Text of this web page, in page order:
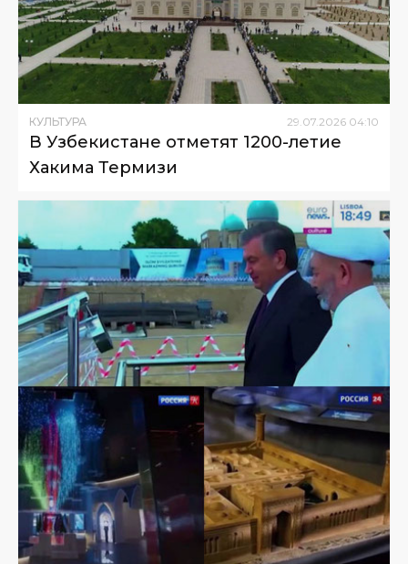
КУЛЬТУРА 29 07 2026 04:10
В Узбекистане отметят 1200-летие
Хакима Термизи